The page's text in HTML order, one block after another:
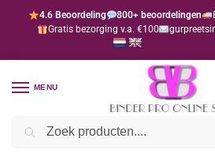
4.6 Beoordeling 800+ beoordelingen
Gratis bezorging v.a. €100
MENU
Home Disposables / Disposables overig